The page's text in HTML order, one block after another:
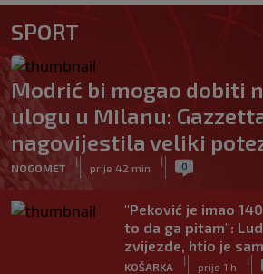
SPORT
Modrić bi mogao dobiti
ulogu u Milanu:
nagovijestila veliki
NOGOMET
|
prije 42 min
| 0
"Peković je imao
to da ga pitam":
zvijezde, htio je
KOŠARKA
|
prije 1 h
|